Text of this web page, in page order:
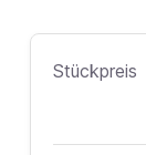
Stückpreis